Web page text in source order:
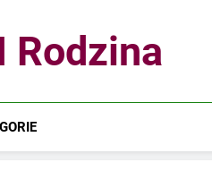
Rodzina